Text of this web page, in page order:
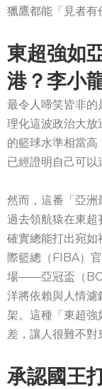
獵鷹都能「見者有
東超強如
港？李小
最令人啼笑皆非的
理化這波政治大放
的籃球水準相當
已經證明自己可以
然而，這番「亞洲
過去領航猿在東超
確實總能打出宛如
際籃總（FIBA）
場——亞冠盃（
洋將依賴與人情濾
架。這種「東超
差，讓人很難不對
承認國王